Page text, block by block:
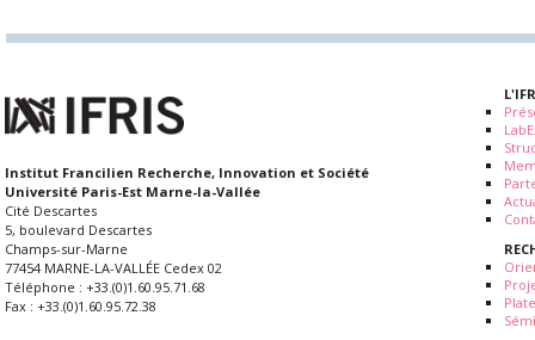
Institut Francilien Recherche, Innovation et Société
Université Paris-Est Marne-la-Vallée
Cité Descartes
5, boulevard Descartes
Champs-sur-Marne
77454 MARNE-LA-VALLÉE Cedex 02
Téléphone : +33.(0)1.60.95.71.68
Fax : +33.(0)1.60.95.72.38